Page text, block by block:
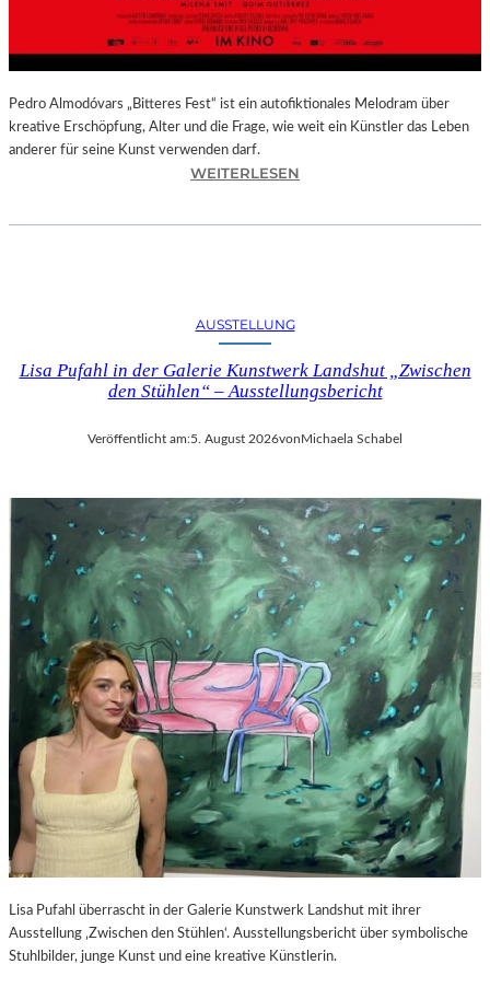
S
–
A
S
S
R
I
H
S
C
H
A
B
E
L
-
K
U
L
T
U
R
-
B
O
G
Pedro Almodóvars „Bitteres Fest“ ist ein autofiktionales Melodram über
kreative Erschöpfung, Alter und die Frage, wie weit ein Künstler das Leben
anderer für seine Kunst verwenden darf.
WEITERLESEN
S
F
S
–
F
I
L
M
K
R
I
T
I
K
Z
U
P
E
D
O
A
L
AUSSTELLUNG
Lisa Pufahl in der Galerie Kunstwerk Landshut „Zwischen
den Stühlen“ – Ausstellungsbericht
Veröffentlicht am:5. August 2026von Michaela Schabel
Lisa Pufahl überrascht in der Galerie Kunstwerk Landshut mit ihrer
Ausstellung ‚Zwischen den Stühlen‘. Ausstellungsbericht über symbolische
Stuhlbilder, junge Kunst und eine kreative Künstlerin.